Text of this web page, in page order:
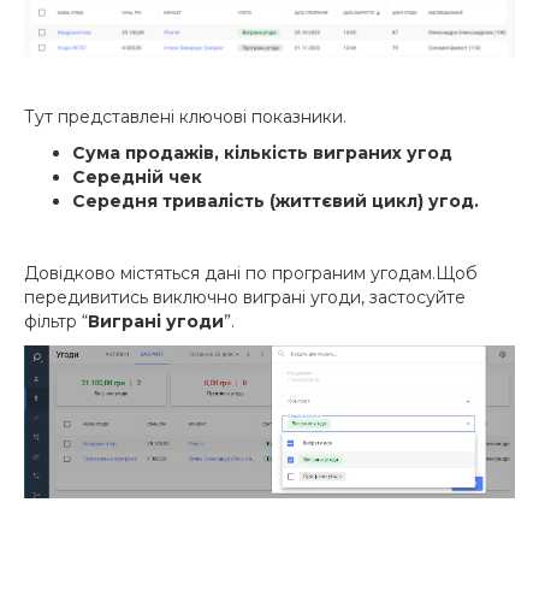
Тут представлені ключові показники.
Сума продажів, кількість виграних угод
Середній чек
Середня тривалість (життєвий цикл) угод.
Довідково містяться дані по програним угодам.Щоб
передивитись виключно виграні угоди, застосуйте
фільтр “Виграні угоди”.